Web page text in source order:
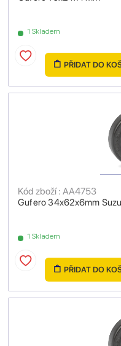
1 Skladem
PŘIDAT DO
Gufero 34x62x6mm
Kód zboží : AA4753
1 Skladem
PŘIDAT DO